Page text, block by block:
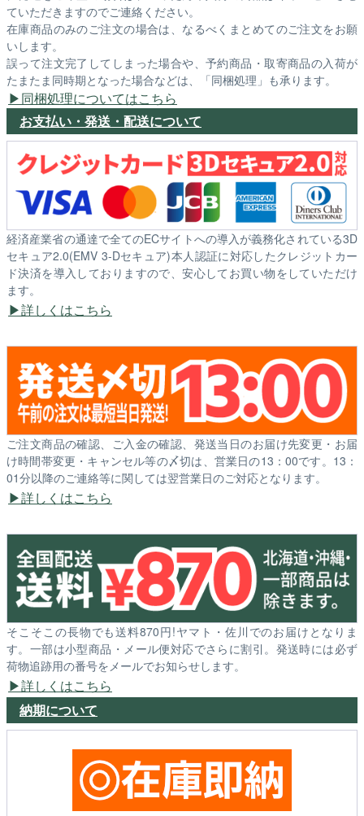
ていただきますのでご連絡ください。
在庫商品のみのご注文の場合は、なるべくまとめてのご注文をお願
いします。
誤って注文完了してしまった場合や、予約商品・取寄商品の入荷が
たまたま同時期となった場合などは、「同梱処理」も承ります。
同梱処理についてはこちら
お支払い・発送・配送について
経済産業省の通達で全てのECサイトへの導入が義務化されている3D
セキュア2.0(EMV 3-Dセキュア)本人認証に対応したクレジットカー
ド決済を導入しておりますので、安心してお買い物をしていただけ
ます。
詳しくはこちら
ご注文商品の確認、ご入金の確認、発送当日のお届け先変更・お届
け時間帯変更・キャンセル等の〆切は、営業日の13：00です。13：
01分以降のご連絡等に関しては翌営業日のご対応となります。
詳しくはこちら
そこそこの長物でも送料870円!ヤマト・佐川でのお届けとなりま
す。一部は小型商品・メール便対応でさらに割引。発送時には必ず
荷物追跡用の番号をメールでお知らせします。
詳しくはこちら
納期について